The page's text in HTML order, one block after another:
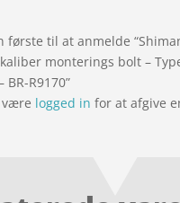
første til at anmelde
monterings bolt –
BR-R9170”
være logged in for at afgive